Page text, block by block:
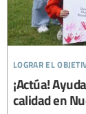
lograr el
¡Actúa!
calidad en